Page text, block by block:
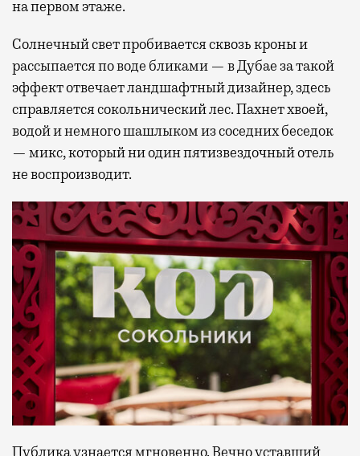
на первом этаже.
Солнечный свет пробивается сквозь кроны и
рассыпается по воде бликами — в Дубае за такой
эффект отвечает ландшафтный дизайнер, здесь
справляется сокольнический лес. Пахнет хвоей,
водой и немного шашлыком из соседних беседок
— микс, который ни один пятизвездочный отель
не воспроизводит.
Публика узнается мгновенно. Вечно уставший